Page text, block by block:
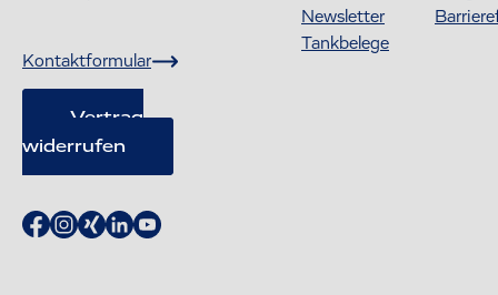
Kontaktformular
Vertrag
widerrufen
Newsletter
Tankbelege